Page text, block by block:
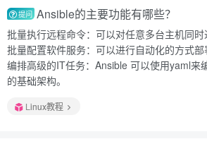
提问 Ansible的主要功能有哪些？
批量执行远程命令：可以对任意多台主机同时
批量配置软件服务：可以进行自动化的方式部
编排高级的IT任务：Ansible 可以使用yaml
的基础架构。
Linux教程